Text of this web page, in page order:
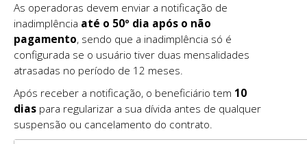
As operadoras devem enviar a notificação de
inadimplência até o 50º dia após o não
pagamento, sendo que a inadimplência só é
configurada se o usuário tiver duas mensalidades
atrasadas no período de 12 meses.
Após receber a notificação, o beneficiário tem 10
dias para regularizar a sua dívida antes de qualquer
suspensão ou cancelamento do contrato.